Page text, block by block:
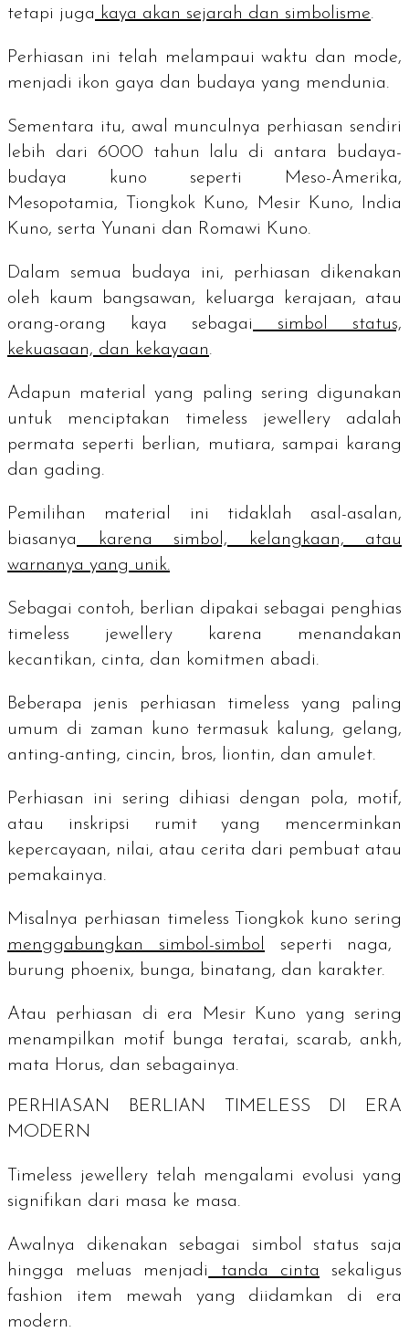
tetapi juga kaya akan sejarah dan simbolisme.
Perhiasan ini telah melampaui waktu dan mode,
menjadi ikon gaya dan budaya yang mendunia.
Sementara itu, awal munculnya perhiasan sendiri
lebih dari 6000 tahun lalu di antara budaya-
budaya kuno seperti Meso-Amerika,
Mesopotamia, Tiongkok Kuno, Mesir Kuno, India
Kuno, serta Yunani dan Romawi Kuno.
Dalam semua budaya ini, perhiasan dikenakan
oleh kaum bangsawan, keluarga kerajaan, atau
orang-orang kaya sebagai
simbol status,
kekuasaan, dan kekayaan.
Adapun material yang paling sering digunakan
untuk menciptakan timeless jewellery adalah
permata seperti berlian, mutiara, sampai karang
dan gading.
Pemilihan material ini tidaklah asal-asalan,
biasanya
karena simbol, kelangkaan, atau
warnanya yang unik.
Sebagai contoh, berlian dipakai sebagai penghias
timeless jewellery karena menandakan
kecantikan, cinta, dan komitmen abadi.
Beberapa jenis perhiasan timeless yang paling
umum di zaman kuno termasuk kalung, gelang,
anting-anting, cincin, bros, liontin, dan amulet.
Perhiasan ini sering dihiasi dengan pola, motif,
atau inskripsi rumit yang mencerminkan
kepercayaan, nilai, atau cerita dari pembuat atau
pemakainya.
Misalnya perhiasan timeless Tiongkok kuno sering
menggabungkan simbol-simbol seperti naga,
burung phoenix, bunga, binatang, dan karakter.
Atau perhiasan di era Mesir Kuno yang sering
menampilkan motif bunga teratai, scarab, ankh,
mata Horus, dan sebagainya.
PERHIASAN BERLIAN TIMELESS DI ERA
MODERN
Timeless jewellerytelah mengalami evolusi yang
signifikan dari masa ke masa.
Awalnya dikenakan sebagai simbol status saja
hingga meluas menjadi
tanda cinta sekaligus
fashion item mewah yang diidamkan di era
modern.